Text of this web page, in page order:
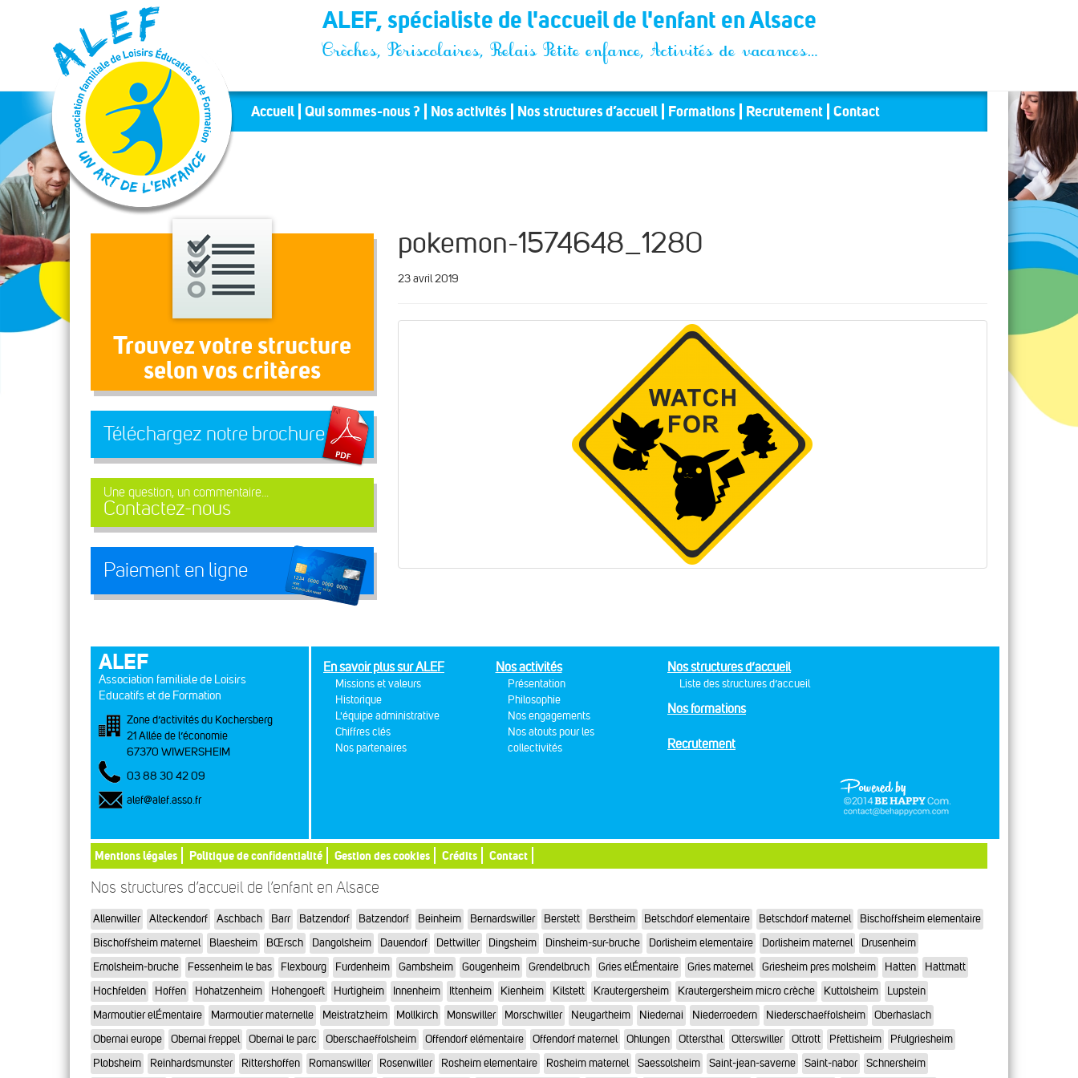
Panneau de gestion des cookies ALEF, spécialiste de l'accueil de l'enfant en Alsace
Crèches, Périscolaires, Relais Petite enfance, Activités de vacances…
Accueil Qui sommes-nous ? Nos activités Nos structures d’accueil Formations Recrutement Contact
Trouvez votre structure
selon vos critères
Téléchargez notre brochure
Une question, un commentaire...
Contactez-nous
Paiement en ligne
pokemon-1574648_1280
23 avril 2019
ALEF
Association familiale de Loisirs
Educatifs et de Formation
Zone d’activités du Kochersberg
21 Allée de l’économie
67370 WIWERSHEIM
03 88 30 42 09
alef@alef.asso.fr
En savoir plus sur ALEF
Missions et valeurs
Historique
L'équipe administrative
Chiffres clés
Nos partenaires
Nos activités
Présentation
Philosophie
Nos engagements
Nos atouts pour les
collectivités
Nos structures d’accueil
Liste des structures d’accueil
Nos formations
Recrutement
Mentions légales Politique de confidentialité Gestion des cookies Crédits Contact
Nos structures d’accueil de l’enfant en Alsace
Allenwiller Alteckendorf Aschbach Barr Batzendorf Batzendorf Beinheim Bernardswiller Berstett Berstheim Betschdorf elementaire Betschdorf maternel
Bischoffsheim elementaire
Bischoffsheim maternel
Blaesheim BŒrsch Dangolsheim Dauendorf Dettwiller Dingsheim Dinsheim-sur-bruche Dorlisheim elementaire Dorlisheim maternel
Drusenheim
Ernolsheim-bruche
Fessenheim le bas Flexbourg Furdenheim Gambsheim Gougenheim Grendelbruch Gries elÉmentaire Gries maternel Griesheim pres molsheim Hatten
Hattmatt
Hochfelden
Hoffen Hohatzenheim Hohengoeft Hurtigheim Innenheim Ittenheim Kienheim Kilstett Krautergersheim Krautergersheim micro crèche Kuttolsheim
Lupstein
Marmoutier elÉmentaire
Marmoutier maternelle Meistratzheim Mollkirch Monswiller Morschwiller Neugartheim Niedernai Niederroedern Niederschaeffolsheim
Oberhaslach
Obernai europe
Obernai freppel Obernai le parc Oberschaeffolsheim Offendorf elémentaire Offendorf maternel Ohlungen Ottersthal Otterswiller Ottrott Pfettisheim
Pfulgriesheim
Plobsheim
Reinhardsmunster Rittershoffen Romanswiller Rosenwiller Rosheim elementaire Rosheim maternel Saessolsheim Saint-jean-saverne Saint-nabor Schnersheim